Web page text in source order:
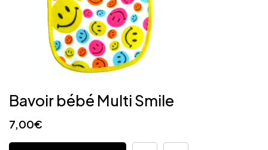
Bavoir bébé Multi Smile
7,00€